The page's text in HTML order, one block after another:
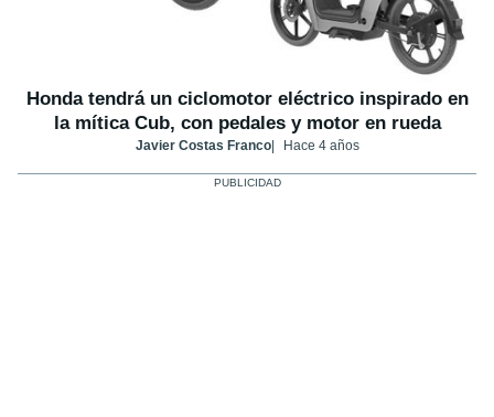
Honda tendrá un ciclomotor eléctrico inspirado en
la mítica Cub, con pedales y motor en rueda
Javier Costas Franco Hace 4 años